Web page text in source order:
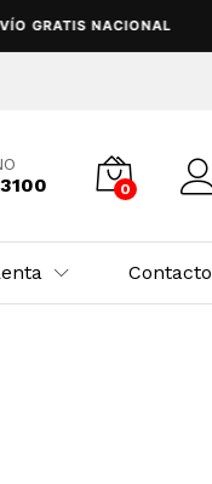
GRATIS NACIONAL
0
Contacto